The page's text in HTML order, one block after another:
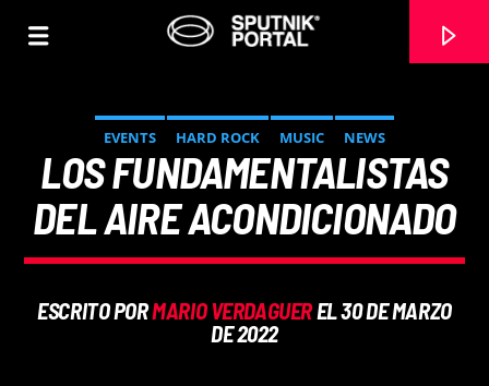
EVENTS HARD ROCK MUSIC NEWS
LOS FUNDAMENTALISTAS
DEL AIRE ACONDICIONADO
ESCRITO PORMARIO VERDAGUEREL 30 DE MARZO
DE 2022